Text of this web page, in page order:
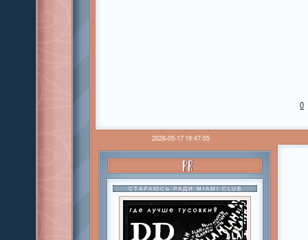
0
2026-05-17 19:47:05
PR
СТАРАЮСЬ РАДИ MIAMI CLUB